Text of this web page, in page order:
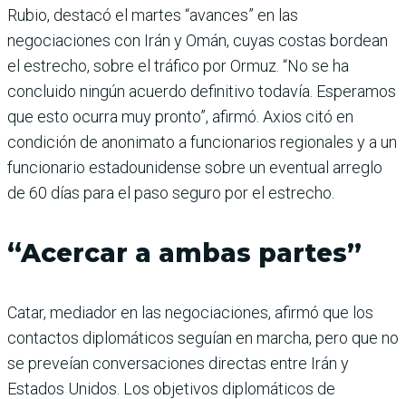
Rubio, destacó el martes “avances” en las
negociaciones con Irán y Omán, cuyas costas bordean
el estrecho, sobre el tráfico por Ormuz. “No se ha
concluido ningún acuerdo definitivo todavía. Esperamos
que esto ocurra muy pronto”, afirmó. Axios citó en
condición de anonimato a funcionarios regionales y a un
funcionario estadounidense sobre un eventual arreglo
de 60 días para el paso seguro por el estrecho.
“Acercar a ambas partes”
Catar, mediador en las negociaciones, afirmó que los
contactos diplomáticos seguían en marcha, pero que no
se preveían conversaciones directas entre Irán y
Estados Unidos. Los objetivos diplomáticos de